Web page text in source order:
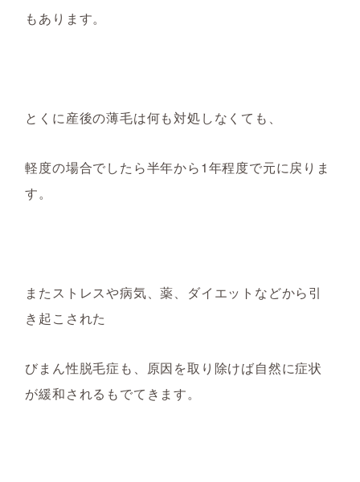
もあります。
とくに産後の薄毛は何も対処しなくても、
軽度の場合でしたら半年から1年程度で元に戻りま
す。
またストレスや病気、薬、ダイエットなどから引
き起こされた
びまん性脱毛症も、原因を取り除けば自然に症状
が緩和されるもでてきます。